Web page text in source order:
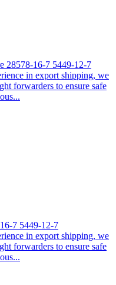
28578-16-7 5449-12-7
in export shipping, we
forwarders to ensure safe
7 5449-12-7
in export shipping, we
forwarders to ensure safe